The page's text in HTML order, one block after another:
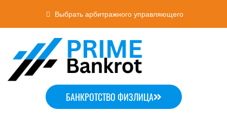
Выбрать арбитражного управляющего
БАНКРОТСТВО ФИЗЛИЦА